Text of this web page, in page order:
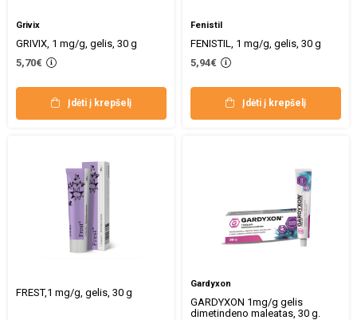
Grivix
GRIVIX, 1 mg/g, gelis, 30 g
5,70€
Įdėti į krepšelį
Fenistil
FENISTIL, 1 mg/g, gelis, 30 g
5,94€
Įdėti į krepšelį
FREST,1 mg/g, gelis, 30 g
Gardyxon
GARDYXON 1mg/g gelis
dimetindeno maleatas, 30 g.